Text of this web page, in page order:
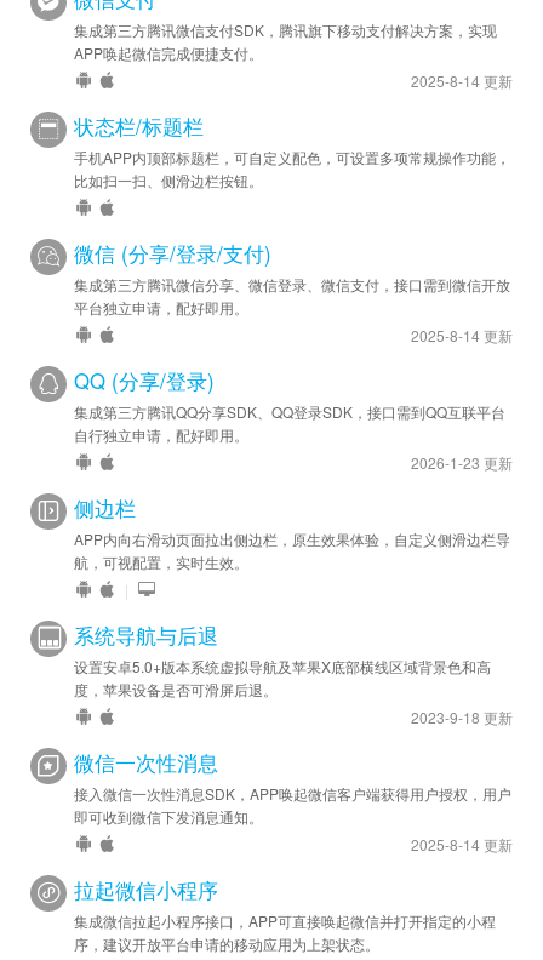
集成第三方腾讯微信支付SDK，腾讯旗下移动支付解决方案，实现
APP唤起微信完成便捷支付。
2025-8-14 更新
状态栏/标题栏
手机APP内顶部标题栏，可自定义配色，可设置多项常规操作功能，
比如扫一扫、侧滑边栏按钮。
微信 (分享/登录/支付)
集成第三方腾讯微信分享、微信登录、微信支付，接口需到微信开放
平台独立申请，配好即用。
2025-8-14 更新
QQ (分享/登录)
集成第三方腾讯QQ分享SDK、QQ登录SDK，接口需到QQ互联平台
自行独立申请，配好即用。
2026-1-23 更新
侧边栏
APP内向右滑动页面拉出侧边栏，原生效果体验，自定义侧滑边栏导
航，可视配置，实时生效。
|
系统导航与后退
设置安卓5.0+版本系统虚拟导航及苹果X底部横线区域背景色和高
度，苹果设备是否可滑屏后退。
2023-9-18 更新
微信一次性消息
接入微信一次性消息SDK，APP唤起微信客户端获得用户授权，用户
即可收到微信下发消息通知。
2025-8-14 更新
拉起微信小程序
集成微信拉起小程序接口，APP可直接唤起微信并打开指定的小程
序，建议开放平台申请的移动应用为上架状态。